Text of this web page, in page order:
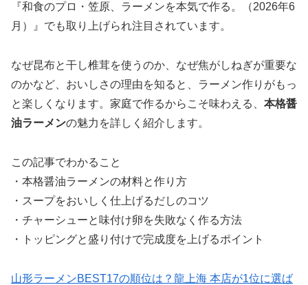
『和食のプロ・笠原、ラーメンを本気で作る。（2026年6
月）』でも取り上げられ注目されています。
なぜ昆布と干し椎茸を使うのか、なぜ焦がしねぎが重要な
のかなど、おいしさの理由を知ると、ラーメン作りがもっ
と楽しくなります。家庭で作るからこそ味わえる、 本格醤
油ラーメンの魅力を詳しく紹介します。
この記事でわかること
・本格醤油ラーメンの材料と作り方
・スープをおいしく仕上げるだしのコツ
・チャーシューと味付け卵を失敗なく作る方法
・トッピングと盛り付けで完成度を上げるポイント
山形ラーメンBEST17の順位は？龍上海 本店が1位に選ば